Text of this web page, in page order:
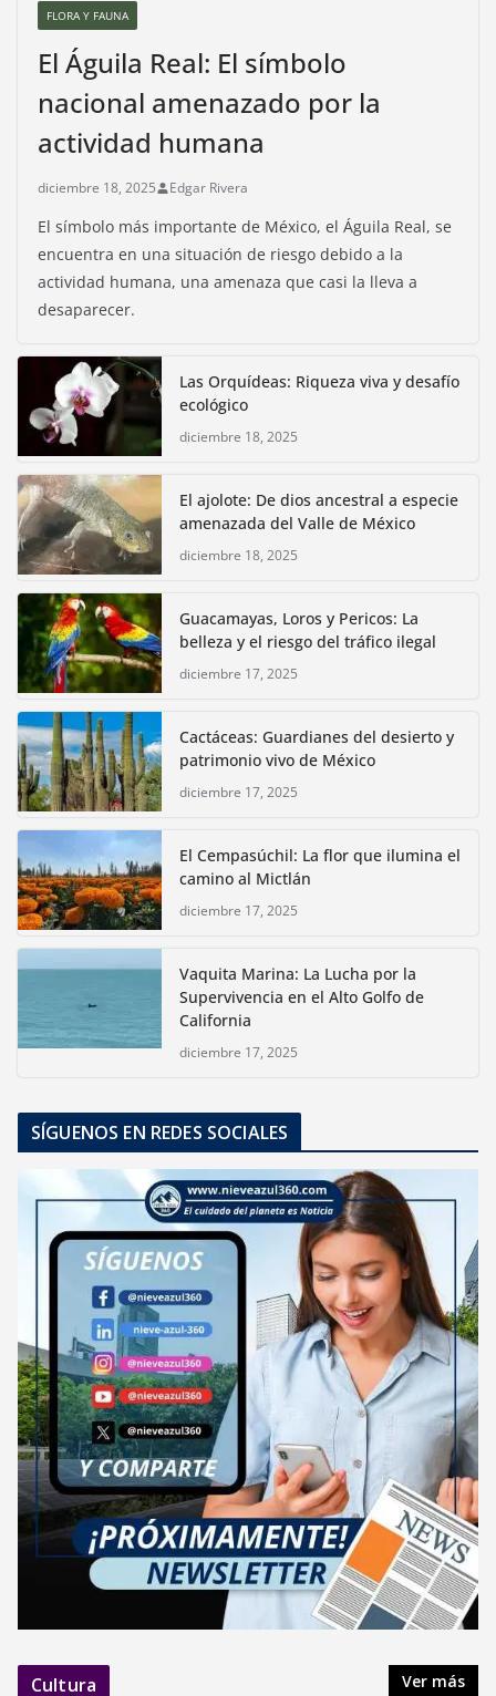
FLORA Y FAUNA
El Águila Real: El símbolo
nacional amenazado por la
actividad humana
diciembre 18, 2025 Edgar Rivera
El símbolo más importante de México, el Águila Real, se
encuentra en una situación de riesgo debido a la
actividad humana, una amenaza que casi la lleva a
desaparecer.
Las Orquídeas: Riqueza viva y desafío
ecológico
diciembre 18, 2025
El ajolote: De dios ancestral a especie
amenazada del Valle de México
diciembre 18, 2025
Guacamayas, Loros y Pericos: La
belleza y el riesgo del tráfico ilegal
diciembre 17, 2025
Cactáceas: Guardianes del desierto y
patrimonio vivo de México
diciembre 17, 2025
El Cempasúchil: La flor que ilumina el
camino al Mictlán
diciembre 17, 2025
Vaquita Marina: La Lucha por la
Supervivencia en el Alto Golfo de
California
diciembre 17, 2025
SÍGUENOS EN REDES SOCIALES
Cultura Ver más